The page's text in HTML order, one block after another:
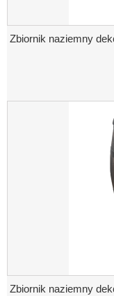
Zbiornik naziemny
Zbiornik naziemny